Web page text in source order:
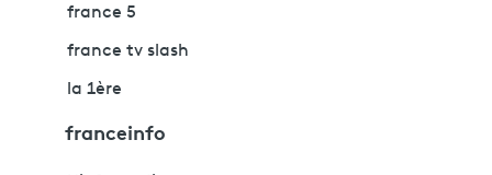
france 5
france tv slash
la 1ère
franceinfo